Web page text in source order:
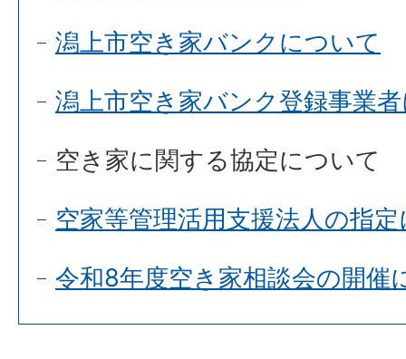
潟上市空き家バンクについて
潟上市空き家バンク登録事業
空き家に関する協定について
空家等管理活用支援法人の指
令和8年度空き家相談会の開催